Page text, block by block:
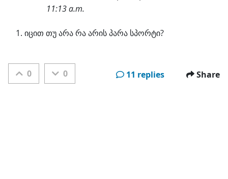
11:13 a.m.
იცით თუ არა რა არის პარა სპორტი?
0 0 11 replies Share